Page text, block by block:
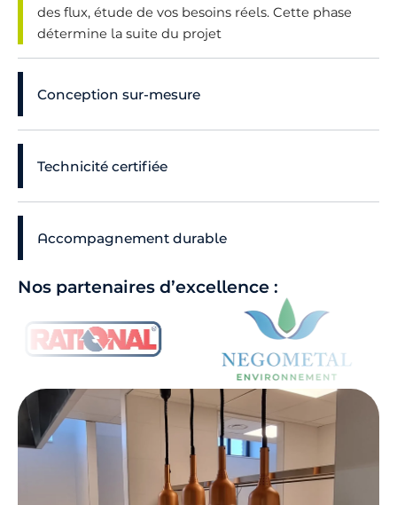
des flux, étude de vos besoins réels. Cette phase
détermine la suite du projet
Conception sur-mesure
Technicité certifiée
Accompagnement durable
Nos partenaires d’excellence :